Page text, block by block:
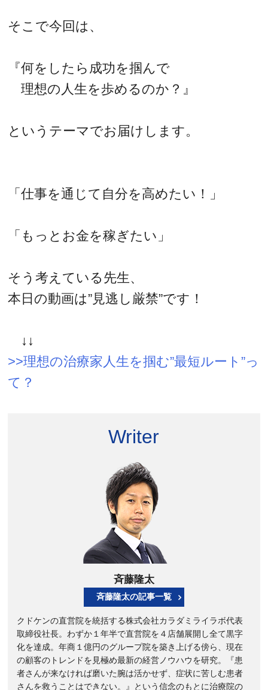
そこで今回は、
『何をしたら成功を掴んで
理想の人生を歩めるのか？』
というテーマでお届けします。
「仕事を通じて自分を高めたい！」
「もっとお金を稼ぎたい」
そう考えている先生、
本日の動画は”見逃し厳禁”です！
↓↓
>>理想の治療家人生を掴む”最短ルート”っ
て？
Writer
斉藤隆太
斉藤隆太の記事一覧
クドケンの直営院を統括する株式会社カラダミライラボ代表
取締役社長。わずか１年半で直営院を４店舗展開し全て黒字
化を達成。年商１億円のグループ院を築き上げる傍ら、現在
の顧客のトレンドを見極め最新の経営ノウハウを研究。『患
者さんが来なければ磨いた腕は活かせず、症状に苦しむ患者
さんを救うことはできない。』という信念のもとに治療院の